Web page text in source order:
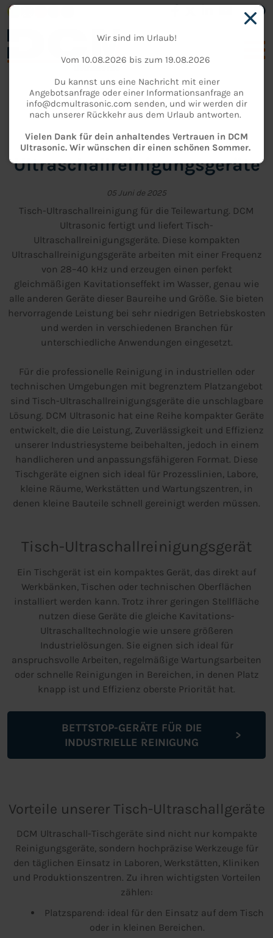
NACHRICHT
Tisch-
Ultraschallreinigungsgeräte
05 Juni de 2025
Tisch-Ultraschallreinigung für die Teilewartung. DCM
Ultrasonic fertigt und liefert Tisch-
Ultraschallreinigungsgeräte. Diese kompakten
Ultraschallreinigungsgeräte arbeiten mit einer Frequenz
von 28–40 kHz und erzeugen einen perfekt
gleichmäßigen Kavitationseffekt im Wasser, genau wie
alle anderen Geräte dieser Baureihe und Größe. Sie bieten
hervorragende Leistung bei sehr niedrigen Betriebskosten
und werden in verschiedenen Branchen für
unterschiedliche Anwendungen eingesetzt.
Für die professionelle Reinigung in industriellen oder
technischen Umgebungen mit begrenztem Platzangebot
sind Tisch-Ultraschallreinigungsgeräte die unschlagbare
Lösung. DCM Ultrasonic hat eine Reihe kompakter Geräte
entwickelt, die die Leistung, Zuverlässigkeit und Effizienz
unserer Industriesysteme beibehalten, jedoch in einem
handlicheren und anpassungsfähigeren Format. Diese
Tischgeräte eignen sich ideal für Prozesslinien, Labore,
kleine Räume, Werkstätten und Wartungszentren, in
denen kleine Bauteile schnell gereinigt werden müssen.
Tisch-Ultraschallreinigungsgerät
Ein Tischgerät ist ein kompaktes Gerät, das direkt auf
Werkbänken, Tischen oder technischen Oberflächen
installiert werden kann. Trotz ihrer geringen Stellfläche
nutzen diese Geräte die gleiche Kavitations-
Ultraschalltechnologie wie unsere größeren
Industrielösungen. Sie eignen sich ideal für
anspruchsvolle Arbeiten, regelmäßige Wartungsarbeiten
oder schnelle Reinigungen in Bereichen, in denen Platz
knapp ist und Effizienz oberste Priorität hat.
BETTSTOP-GERÄTE FÜR DIE
INDUSTRIELLE REINIGUNG
Vorteile unserer Tisch-Ultraschallgeräte
DCM Ultraschall-Tischgeräte sind nicht nur kompakte
Reinigungsgeräte, sondern hochpräzise Werkzeuge für
den täglichen Einsatz in Laboren, Werkstätten, Kliniken
und Produktionszentren. Zu ihren wichtigsten Vorteilen
zählen:
Platzsparend: ideal für den Einsatz auf dem Tisch
oder in kleinen Bereichen.
Wir sind im Urlaub!
Vom 10.08.2026 bis zum 19.08.2026
Du kannst uns eine Nachricht mit einer
Angebotsanfrage oder einer Informationsanfrage an
info@dcmultrasonic.com senden, und wir werden dir
nach unserer Rückkehr aus dem Urlaub antworten.
Vielen Dank für dein anhaltendes Vertrauen in DCM
Ultrasonic. Wir wünschen dir einen schönen Sommer.